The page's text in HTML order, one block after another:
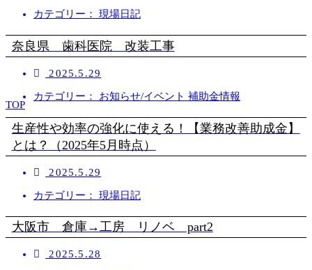
TOP
カテゴリー： 現場日記
奈良県 歯科医院 改装工事
2025.5.29
カテゴリー： お知らせ/イベント 補助金情報
生産性や効率の強化に使える！【業務改善助成金】
とは？（2025年5月時点）
2025.5.29
カテゴリー： 現場日記
大阪市 倉庫→工房 リノベ part2
2025.5.28